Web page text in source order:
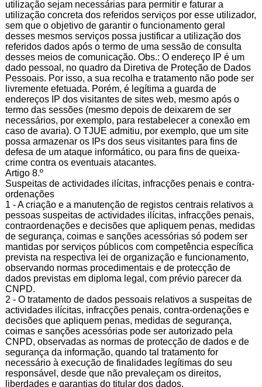
utilização sejam necessárias para permitir e faturar a
utilização concreta dos referidos serviços por esse utilizador,
sem que o objetivo de garantir o funcionamento geral
desses mesmos serviços possa justificar a utilização dos
referidos dados após o termo de uma sessão de consulta
desses meios de comunicação. Obs.: O endereço IP é um
dado pessoal, no quadro da Diretiva de Proteção de Dados
Pessoais. Por isso, a sua recolha e tratamento não pode ser
livremente efetuada. Porém, é legítima a guarda de
endereços IP dos visitantes de sites web, mesmo após o
termo das sessões (mesmo depois de deixarem de ser
necessários, por exemplo, para restabelecer a conexão em
caso de avaria). O TJUE admitiu, por exemplo, que um site
possa armazenar os IPs dos seus visitantes para fins de
defesa de um ataque informático, ou para fins de queixa-
crime contra os eventuais atacantes.
Artigo 8.º
Suspeitas de actividades ilícitas, infracções penais e contra-
ordenações
1 - A criação e a manutenção de registos centrais relativos a
pessoas suspeitas de actividades ilícitas, infracções penais,
contraordenações e decisões que apliquem penas, medidas
de segurança, coimas e sanções acessórias só podem ser
mantidas por serviços públicos com competência específica
prevista na respectiva lei de organização e funcionamento,
observando normas procedimentais e de protecção de
dados previstas em diploma legal, com prévio parecer da
CNPD.
2 - O tratamento de dados pessoais relativos a suspeitas de
actividades ilícitas, infracções penais, contra-ordenações e
decisões que apliquem penas, medidas de segurança,
coimas e sanções acessórias pode ser autorizado pela
CNPD, observadas as normas de protecção de dados e de
segurança da informação, quando tal tratamento for
necessário à execução de finalidades legítimas do seu
responsável, desde que não prevaleçam os direitos,
liberdades e garantias do titular dos dados.